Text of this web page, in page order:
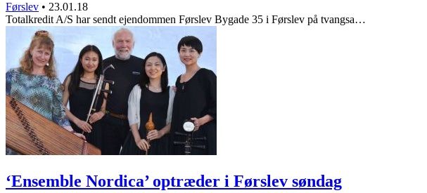
Førslev • 23.01.18
Totalkredit A/S har sendt ejendommen Førslev Bygade 35 i Førslev på tvangsa…
‘Ensemble Nordica’ optræder i Førslev søndag